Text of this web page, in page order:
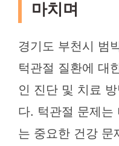
마치며
경기도 부천시 범
턱관절 질환에 대
인 진단 및 치료
다. 턱관절 문제는
는 중요한 건강 문